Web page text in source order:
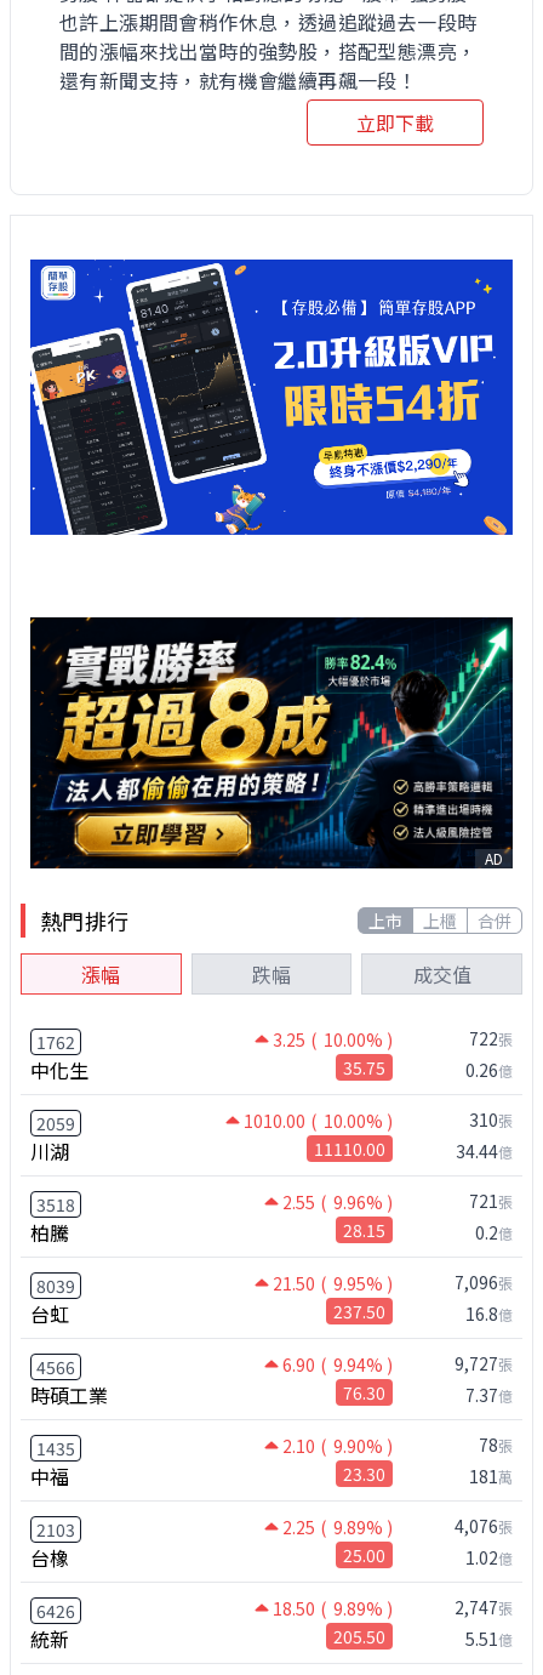
也許上漲期間會稍作休息，透過追蹤過去一段時
間的漲幅來找出當時的強勢股，搭配型態漂亮，
還有新聞支持，就有機會繼續再飆一段！
立即下載
AD
熱門排行 上市 上櫃 合併
漲幅 跌幅 成交值
1762 3.25 ( 10.00% )
中化生 35.75
722張
0.26億
2059 1010.00 ( 10.00% )
川湖 11110.00
310張
34.44億
3518 2.55 ( 9.96% )
柏騰 28.15
721張
0.2億
8039 21.50 ( 9.95% )
台虹 237.50
7,096張
16.8億
4566 6.90 ( 9.94% )
時碩工業 76.30
9,727張
7.37億
1435 2.10 ( 9.90% )
中福 23.30
78張
181萬
2103 2.25 ( 9.89% )
台橡 25.00
4,076張
1.02億
6426 18.50 ( 9.89% )
統新 205.50
2,747張
5.51億